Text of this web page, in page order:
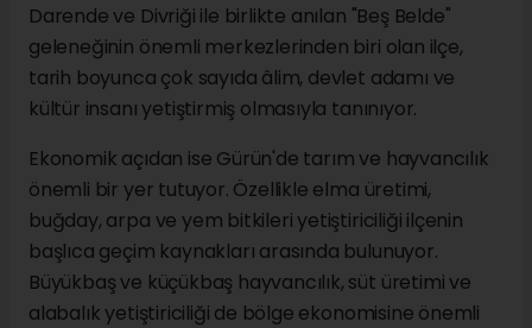
Darende ve Divriği ile birlikte anılan "Beş Belde"
geleneğinin önemli merkezlerinden biri olan ilçe,
tarih boyunca çok sayıda âlim, devlet adamı ve
kültür insanı yetiştirmiş olmasıyla tanınıyor.
Ekonomik açıdan ise Gürün'de tarım ve hayvancılık
önemli bir yer tutuyor. Özellikle elma üretimi,
buğday, arpa ve yem bitkileri yetiştiriciliği ilçenin
başlıca geçim kaynakları arasında bulunuyor.
Büyükbaş ve küçükbaş hayvancılık, süt üretimi ve
alabalık yetiştiriciliği de bölge ekonomisine önemli